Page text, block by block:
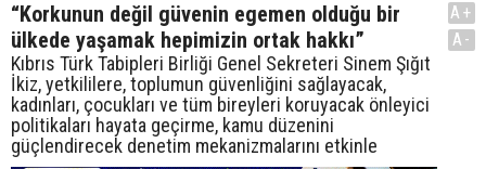
“Korkunun değil güvenin egemen olduğu bir
ülkede yaşamak hepimizin ortak hakkı”
Kıbrıs Türk Tabipleri Birliği Genel Sekreteri Sinem Şığıt
İkiz, yetkililere, toplumun güvenliğini sağlayacak,
kadınları, çocukları ve tüm bireyleri koruyacak önleyici
politikaları hayata geçirme, kamu düzenini
güçlendirecek denetim mekanizmalarını etkinle
A+
A-